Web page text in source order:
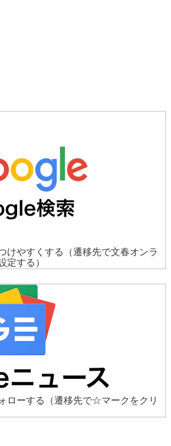
けやすくする
（遷移先で文春オンラ
定する）
ローする
（遷移先で☆マークをクリ